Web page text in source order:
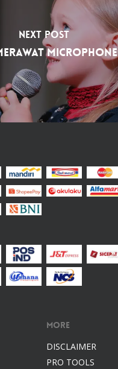
Next Post
Microphone
More
DISCLAIMER
PRO TOOLS